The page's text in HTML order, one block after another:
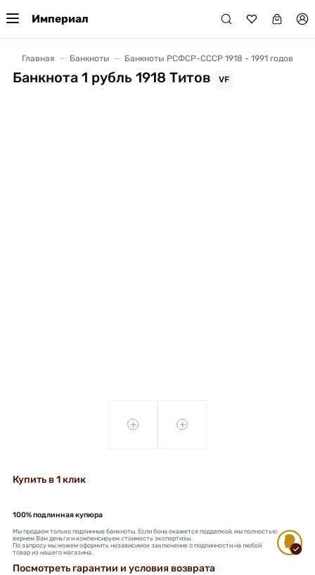
Империал
Главная Банкноты Банкноты РСФСР-СССР 1918 - 1991 годов
Банкнота 1 рубль 1918 Титов VF
+ +
Купить в 1 клик
100% подлинная купюра
Мы продаем только подлинные банкноты. Если бона окажется подделкой, мы полностью
вернем Вам деньги и компенсируем стоимость экспертизы.
По запросу мы можем оформить независимое заключение о подлинности на любой
товар из нашего магазина.
Посмотреть гарантии и условия возврата